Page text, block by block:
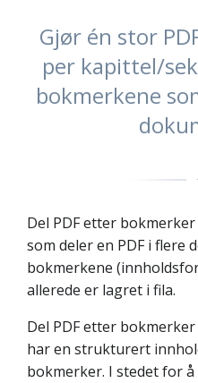
Gjør én stor
per kapittel/
bokmerkene
Del PDF etter
som deler en PDF i flere
bokmerkene
allerede er lagret i fila.
Del PDF etter
har en strukturert
bokmerker. I stedet for